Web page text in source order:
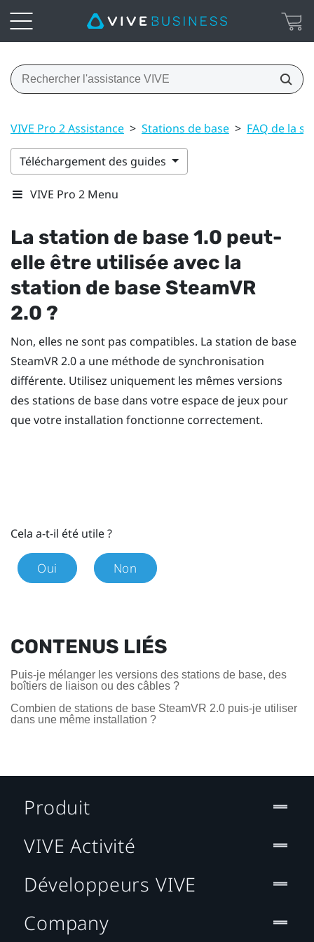
VIVE Pro 2 Assistance > Stations de base > FAQ de la
Téléchargement des guides
VIVE Pro 2 Menu
La station de base 1.0 peut-
elle être utilisée avec la
station de base SteamVR
2.0 ?
Non, elles ne sont pas compatibles. La station de base
SteamVR2.0 a une méthode de synchronisation
différente. Utilisez uniquement les mêmes versions
des stations de base dans votre espace de jeux pour
que votre installation fonctionne correctement.
Cela a-t-il été utile ?
Oui Non
CONTENUS LIÉS
Puis-je mélanger les versions des stations de base, des
boîtiers de liaison ou des câbles ?
Combien de stations de base SteamVR 2.0 puis-je utiliser
dans une même installation ?
Produit
VIVE Activité
Développeurs VIVE
Company